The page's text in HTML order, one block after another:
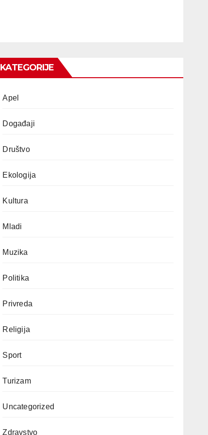
KATEGORIJE
Apel
Događaji
Društvo
Ekologija
Kultura
Mladi
Muzika
Politika
Privreda
Religija
Sport
Turizam
Uncategorized
Zdravstvo